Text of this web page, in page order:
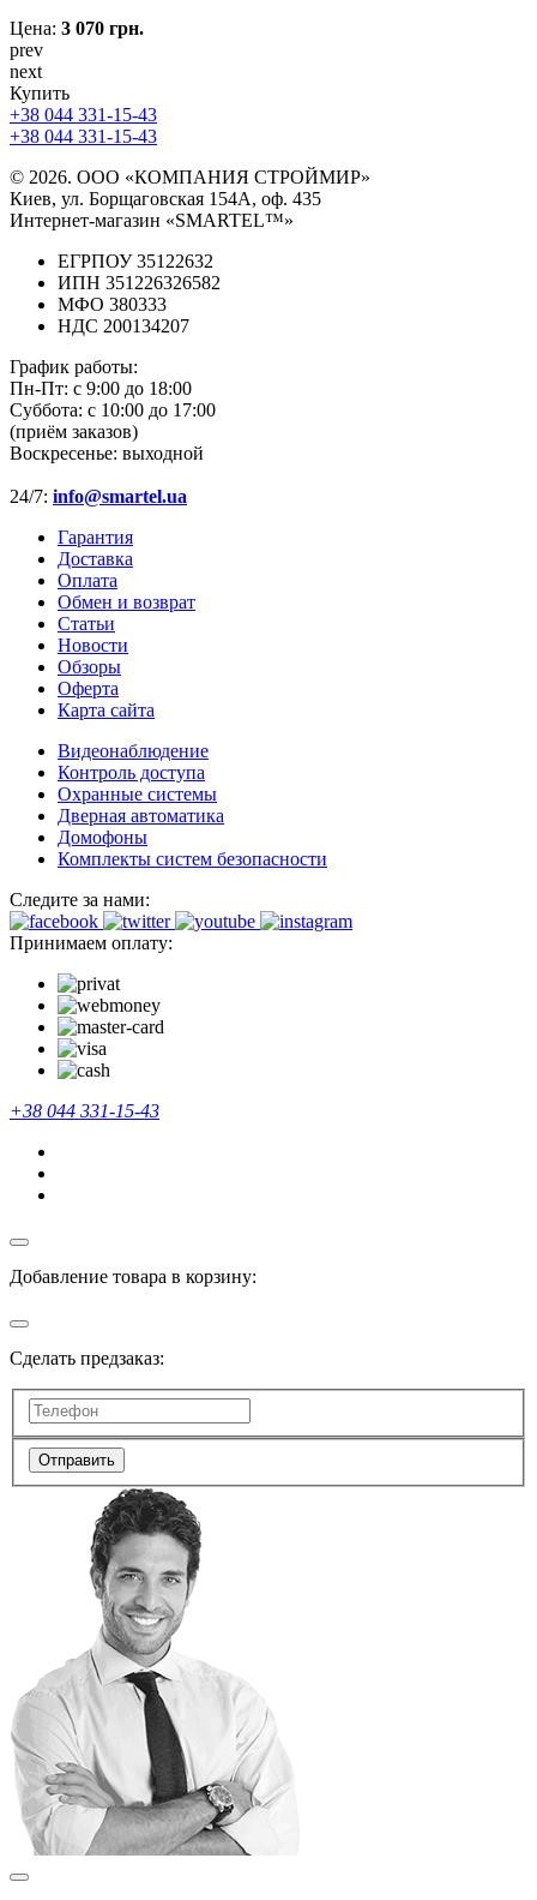
Цена: 3 070 грн.
prev
next
Купить
+38 044 331-15-43
+38 044 331-15-43
© 2026. ООО «КОМПАНИЯ СТРОЙМИР»
Киев, ул. Борщаговская 154А, оф. 435
Интернет-магазин «SMARTEL™»
ЕГРПОУ 35122632
ИПН 351226326582
МФО 380333
НДС 200134207
График работы:
Пн-Пт: с 9:00 до 18:00
Суббота: с 10:00 до 17:00
(приём заказов)
Воскресенье: выходной
24/7: info@smartel.ua
Гарантия
Доставка
Оплата
Обмен и возврат
Статьи
Новости
Обзоры
Оферта
Карта сайта
Видеонаблюдение
Контроль доступа
Охранные системы
Дверная автоматика
Домофоны
Комплекты систем безопасности
Следите за нами:
Принимаем оплату:
+38 044 331-15-43
Добавление товара в корзину:
Сделать предзаказ:
Отправить